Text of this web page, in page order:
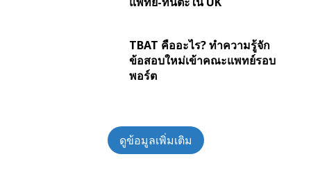
TBAT คืออะไร? ทำความรู้จัก
ข้อสอบใหม่เข้าคณะแพทย์รอบ
พอร์ต
ดูข้อมูลเพิ่มเติม